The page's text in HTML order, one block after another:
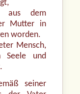
aus dem
Mutter in
worden.
Mensch,
Seele und
seiner